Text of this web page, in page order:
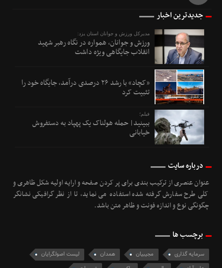
جدیدترین اخبار
مدیرکل ورزش و جوانان استان یزد:
ورزش و جوانان، همواره در نگاه رهبر شهید
انقلاب جایگاهی ویژه داشت
«کچاد» با رشد ۲۶ درصدی درآمد، جایگاه خود را
تثبیت کرد
فیلم؛
ببینید| حمله هولناک یک پهپاد به دستفروش
خیابانی
درباره سایت
عنوان عنصری از ترکیب بندی برای پر کردن صفحه و ارایه اولیه شکل ظاهری و
کلی طرح سفارش گرفته شده استفاده می نماید، تا از نظر گرافیکی نشانگر
چگونگی نوع و اندازه فونت و ظاهر متن باشد.
برچسب ها
سرمایه‌ گذاری مجیبیان همدان
لیست اصولگرایان